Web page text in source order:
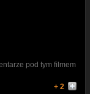
pod tym filmem
+ 2